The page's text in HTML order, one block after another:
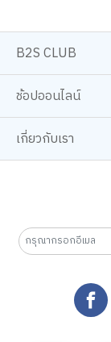
B2S CLUB
ช้อปออนไลน์
เกี่ยวกับเรา